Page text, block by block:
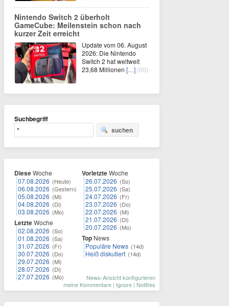
Nintendo Switch 2 überholt
GameCube: Meilenstein schon nach
kurzer Zeit erreicht
Update vom 06. August
2026: Die Nintendo
Switch 2 hat weltweit
23,68 Millionen […] (00)
Suchbegriff
suchen
DieseWoche
07.08.2026 (Heute)
06.08.2026 (Gestern)
05.08.2026 (Mi)
04.08.2026 (Di)
03.08.2026 (Mo)
LetzteWoche
02.08.2026 (So)
01.08.2026 (Sa)
31.07.2026 (Fr)
30.07.2026 (Do)
29.07.2026 (Mi)
28.07.2026 (Di)
27.07.2026 (Mo)
VorletzteWoche
26.07.2026 (So)
25.07.2026 (Sa)
24.07.2026 (Fr)
23.07.2026 (Do)
22.07.2026 (Mi)
21.07.2026 (Di)
20.07.2026 (Mo)
Top News
Populäre News (14d)
Heiß diskutiert (14d)
News-Ansicht konfigurieren
meine Kommentare | Ignore | Notifies